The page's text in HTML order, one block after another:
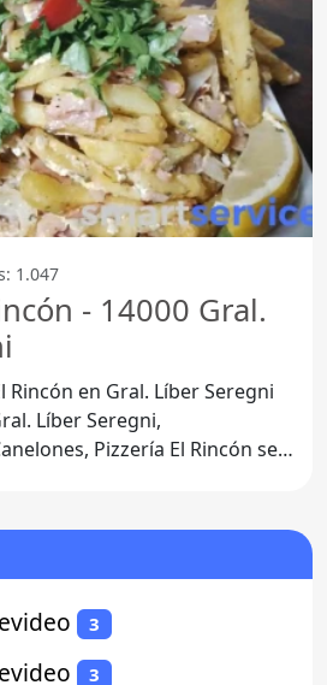
1.047
- 14000 Gral.
Rincón en Gral. Líber Seregni
Líber Seregni,
Pizzería El Rincón se
3
3